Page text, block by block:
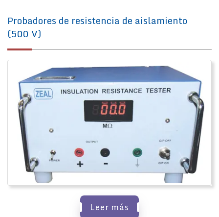
Probadores de resistencia de aislamiento
(500 V)
Leer más